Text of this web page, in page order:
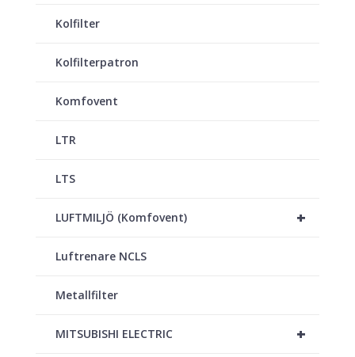
Kolfilter
Kolfilterpatron
Komfovent
LTR
LTS
+
LUFTMILJÖ (Komfovent)
Luftrenare NCLS
Metallfilter
+
MITSUBISHI ELECTRIC